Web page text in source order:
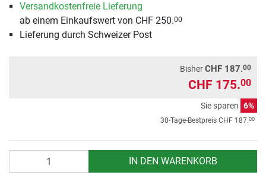
Versandkostenfreie Lieferung
ab einem Einkaufswert von CHF 250.00
Lieferung durch Schweizer Post
BisherCHF 187.00
CHF 175.00
Sie sparen 6%
30-Tage-Bestpreis CHF 187.00
IN DEN WARENKORB